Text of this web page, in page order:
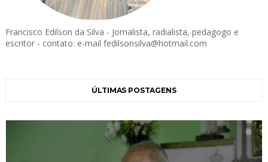
Francisco Edilson da Silva - Jornalista, radialista, pedagogo e
escritor - contato: e-mail fedilsonsilva@hotmail.com
ÚLTIMAS POSTAGENS